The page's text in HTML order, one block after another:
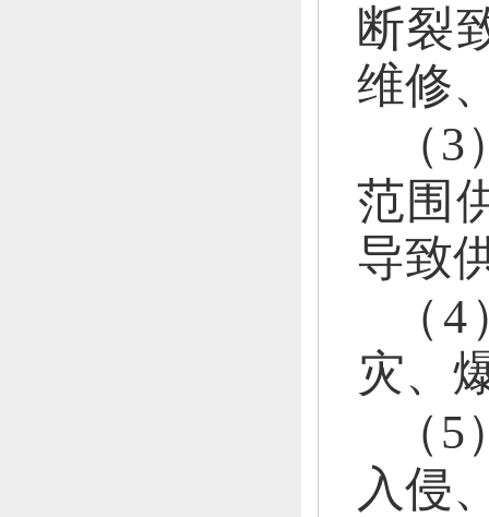
断裂
维修
（
范围
导致
（
灾、
（
入侵